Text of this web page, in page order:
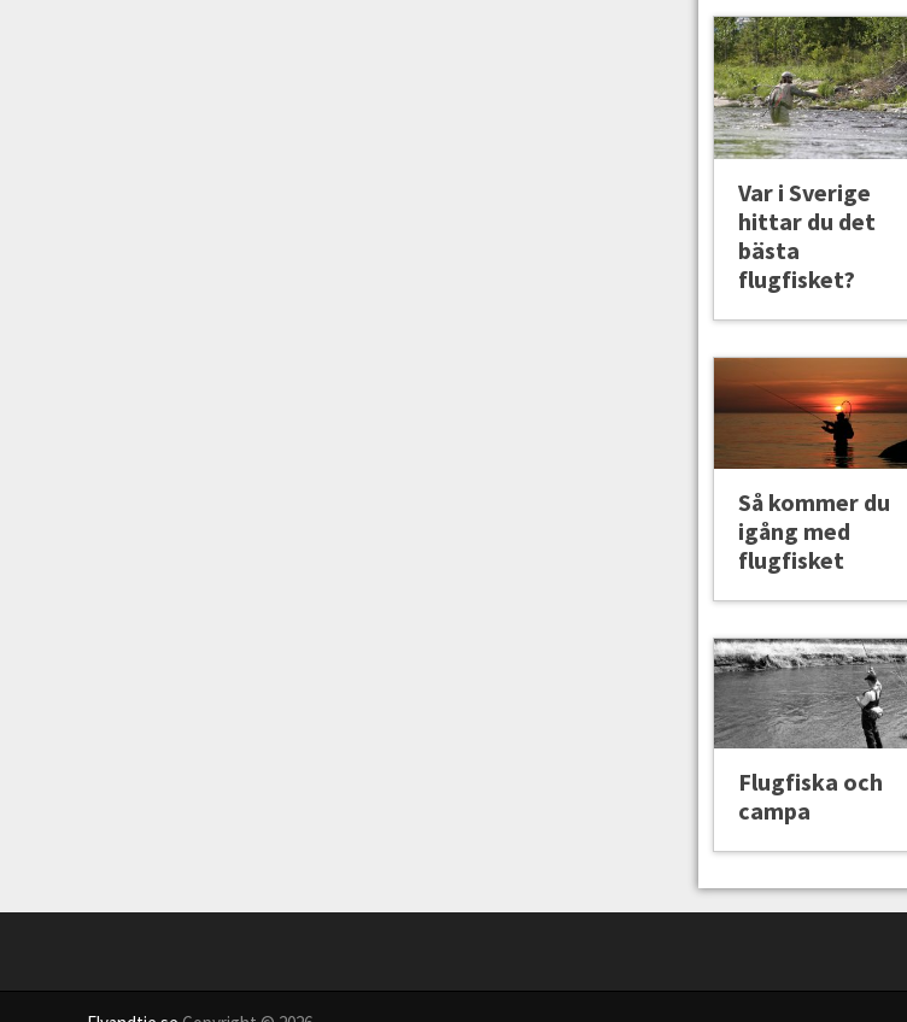
Var i Sverige
hittar du det
bästa
flugfisket?
Så kommer du
igång med
flugfisket
Flugfiska och
campa